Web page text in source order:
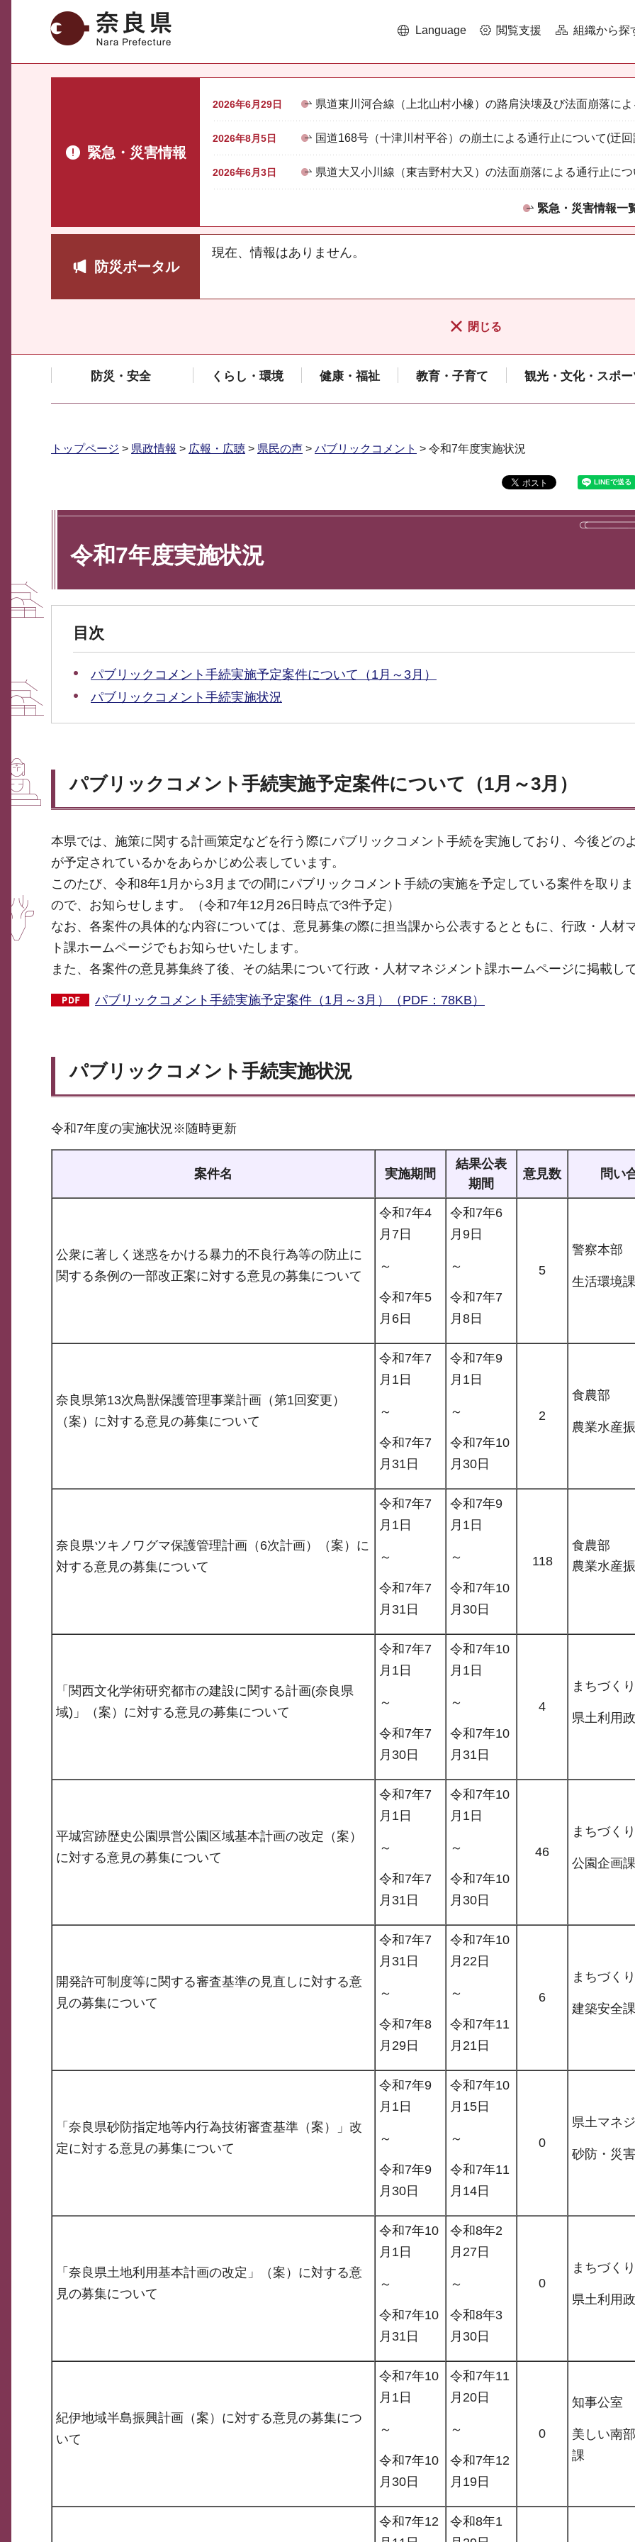
奈良県 Language 閲覧支援 組織から探
緊急・災害情報
2026年6月29日 県道東川河合線（上北山村小橡）の路肩決壊及び法面崩落に
2026年8月5日 国道168号（十津川村平谷）の崩土による通行止について(迂
2026年6月3日 県道大又小川線（東吉野村大又）の法面崩落による通行止につ
緊急・災害情報一
防災ポータル
現在、情報はありません。
閉じる
防災・安全 くらし・環境 健康・福祉 教育・子育て 観光・文化・スポー
トップページ > 県政情報 > 広報・広聴 > 県民の声 > パブリックコメント > 令和7年度実施状況
令和7年度実施状況
目次
パブリックコメント手続実施予定案件について（1月～3月）
パブリックコメント手続実施状況
パブリックコメント手続実施予定案件について（1月～3月）
本県では、施策に関する計画策定などを行う際にパブリックコメント手続を実施しており、今後どの
が予定されているかをあらかじめ公表しています。
このたび、令和8年1月から3月までの間にパブリックコメント手続の実施を予定している案件を取り
ので、お知らせします。（令和7年12月26日時点で3件予定）
なお、各案件の具体的な内容については、意見募集の際に担当課から公表するとともに、行政・人材
ト課ホームページでもお知らせいたします。
また、各案件の意見募集終了後、その結果について行政・人材マネジメント課ホームページに掲載して
パブリックコメント手続実施予定案件（1月～3月）（PDF：78KB）
パブリックコメント手続実施状況
令和7年度の実施状況※随時更新
案件名 実施期間
結果公表
期間
意見数 問い
公衆に著しく迷惑をかける暴力的不良行為等の防止に
関する条例の一部改正案に対する意見の募集について
令和7年4
月7日
～
令和7年5
月6日
令和7年6
月9日
～
令和7年7
月8日
5
警察本部
生活環境課
奈良県第13次鳥獣保護管理事業計画（第1回変更）
（案）に対する意見の募集について
令和7年7
月1日
～
令和7年7
月31日
令和7年9
月1日
～
令和7年10
月30日
2
食農部
農業水産
奈良県ツキノワグマ保護管理計画（6次計画）（案）に
対する意見の募集について
令和7年7
月1日
～
令和7年7
月31日
令和7年9
月1日
～
令和7年10
月30日
118
食農部
農業水産
「関西文化学術研究都市の建設に関する計画(奈良県
域)」（案）に対する意見の募集について
令和7年7
月1日
～
令和7年7
月30日
令和7年10
月1日
～
令和7年10
月31日
4
まちづく
県土利用
平城宮跡歴史公園県営公園区域基本計画の改定（案）
に対する意見の募集について
令和7年7
月1日
～
令和7年7
月31日
令和7年10
月1日
～
令和7年10
月30日
46
まちづく
公園企画課
開発許可制度等に関する審査基準の見直しに対する意
見の募集について
令和7年7
月31日
～
令和7年8
月29日
令和7年10
月22日
～
令和7年11
月21日
6
まちづく
建築安全課
「奈良県砂防指定地等内行為技術審査基準（案）」改
定に対する意見の募集について
令和7年9
月1日
～
令和7年9
月30日
令和7年10
月15日
～
令和7年11
月14日
0
県土マネ
砂防・災
「奈良県土地利用基本計画の改定」（案）に対する意
見の募集について
令和7年10
月1日
～
令和7年10
月31日
令和8年2
月27日
～
令和8年3
月30日
0
まちづく
県土利用
紀伊地域半島振興計画（案）に対する意見の募集につ
いて
令和7年10
月1日
～
令和7年10
月30日
令和7年11
月20日
～
令和7年12
月19日
0
知事公室
美しい南
課
令和7年12
令和8年1